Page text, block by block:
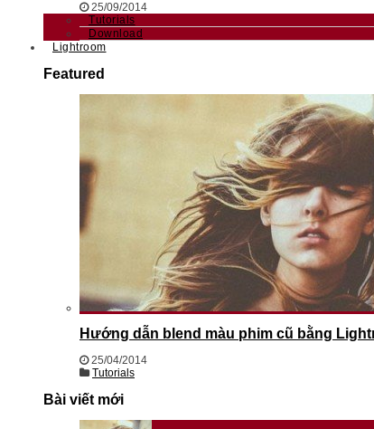
25/09/2014
Tutorials
Download
Lightroom
Featured
Hướng dẫn blend màu phim cũ bằng
25/04/2014
Tutorials
Bài viết mới